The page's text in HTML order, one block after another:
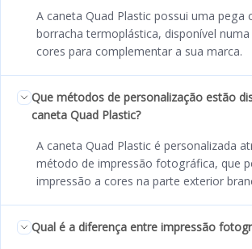
A caneta Quad Plastic possui uma pega
borracha termoplástica, disponível numa
cores para complementar a sua marca.
Que métodos de personalização estão
caneta Quad Plastic?
A caneta Quad Plastic é personalizada
método de impressão fotográfica, que
impressão a cores na parte exterior
Qual é a diferença entre impressão